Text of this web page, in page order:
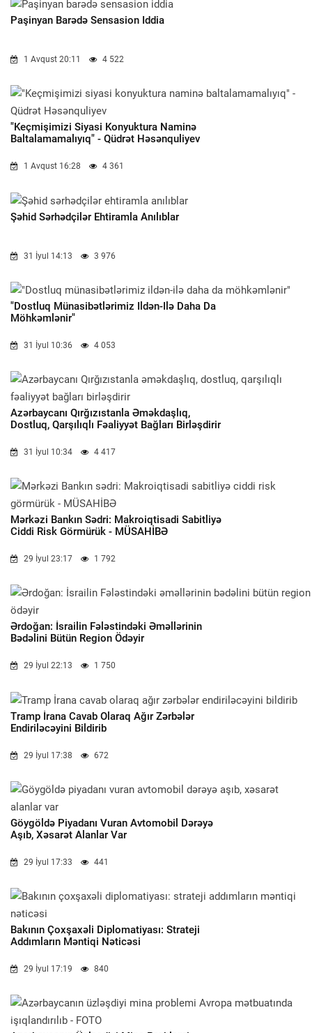
Paşinyan Barədə Sensasion Iddia
1 Avqust 20:11 4 522
"Keçmişimizi Siyasi Konyuktura Naminə
Baltalamamalıyıq" - Qüdrət Həsənquliyev
1 Avqust 16:28 4 361
Şəhid Sərhədçilər Ehtiramla Anılıblar
31 İyul 14:13 3 976
"Dostluq Münasibətlərimiz Ildən-Ilə Daha Da
Möhkəmlənir"
31 İyul 10:36 4 053
Azərbaycanı Qırğızıstanla Əməkdaşlıq,
Dostluq, Qarşılıqlı Fəaliyyət Bağları Birləşdirir
31 İyul 10:34 4 417
Mərkəzi Bankın Sədri: Makroiqtisadi Sabitliyə
Ciddi Risk Görmürük - MÜSAHİBƏ
29 İyul 23:17 1 792
Ərdoğan: İsrailin Fələstindəki Əməllərinin
Bədəlini Bütün Region Ödəyir
29 İyul 22:13 1 750
Tramp İrana Cavab Olaraq Ağır Zərbələr
Endiriləcəyini Bildirib
29 İyul 17:38 672
Göygöldə Piyadanı Vuran Avtomobil Dərəyə
Aşıb, Xəsarət Alanlar Var
29 İyul 17:33 441
Bakının Çoxşaxəli Diplomatiyası: Strateji
Addımların Məntiqi Nəticəsi
29 İyul 17:19 840